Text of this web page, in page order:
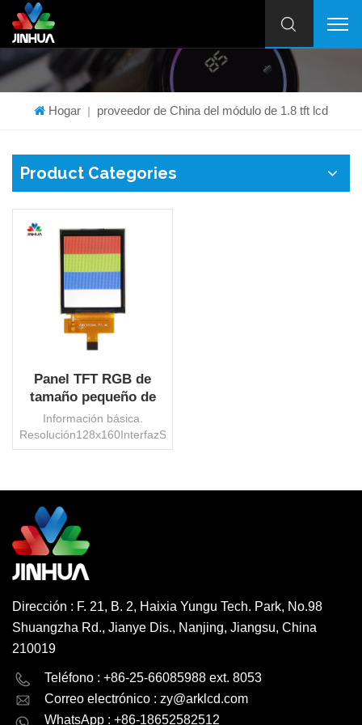
Hogar | proveedor de China del módulo de 1.8 tft lcd
Product Categories
Panel TFT RGB de
tamaño pequeño de
1,8" 128X160 de alta
resolución a la venta
Información básica.
Resolución128x160InterfazSPICI
de
blancoBrillo450cd/m2conectorFPCÁngulo
visiónIPS/TNTemperatura
funcionamiento.-20°~70°CVolumen
táctilCapacitivo/ResistivoProtección
del medio ambienteRoHS
HSFOrigenPorcelanaMarca
transporteCartón/PaletCódigo
hs853120000Productividad600000
Dirección : F. 21, B. 2, Haixia Yungu Tech. Park, No.98
Shuangzha Rd., Jianye Dis., Nanjing, Jiangsu, China
210019
Teléfono : +86-25-66085988 ext. 8053
Correo electrónico : zy@arklcd.com
WhatsApp : +86-18652582512
English Deutsch
русский español